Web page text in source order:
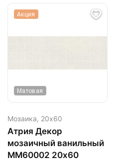
Акция
Матовая
Мозаика, 20х60
Атрия Декор
мозаичный ванильный
MM60002 20х60